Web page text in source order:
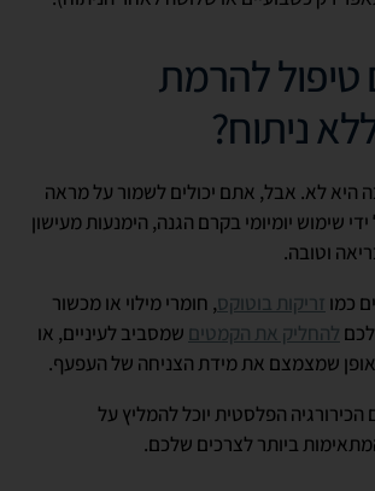
טיפול להרמת
ניתוח?
היא לא. אבל, אתם יכולים לשמור על מראה
ידי שימוש יומיומי בקרם הגנה, הימנעות מעישון
וטובה.
כמו זריקות בוטוקס, חומרי מילוי או מכשור
לכם להחליק את הקמטים שמסביב לעיניים, או
שמצמצם את מידת הצניחה של העפעף.
הפלסטית יוכל להמליץ על
ביותר לצרכים שלכם.